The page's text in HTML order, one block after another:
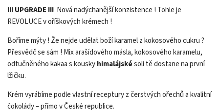
!!! UPGRADE !!! Nová nadýchanější konzistence ! Tohle je
REVOLUCE v oříškových krémech !
Boříme mýty ! Že nejde udělat boží karamel z kokosového cukru ?
Přesvědč se sám ! Mix arašídového másla, kokosového karamelu,
odtučněného kakaa s kouskyhimalájskésoli tě dostane na první
lžičku.
Krém vyrábíme podle vlastní receptury z čerstvých ořechů a kvalitní
čokolády – přímo v České republice.